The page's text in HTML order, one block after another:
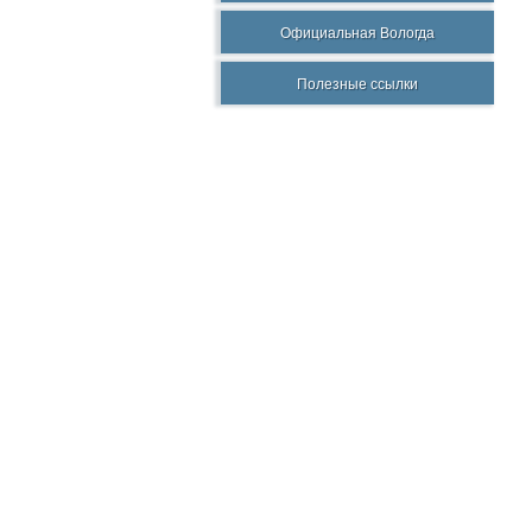
Официальная Вологда
Полезные ссылки